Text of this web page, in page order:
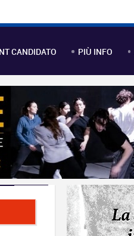
CANDIDATO PIÙ INFO